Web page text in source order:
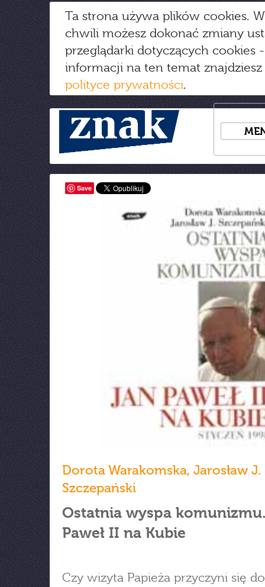
Ta strona używa plików cookies.
chwili możesz dokonać zmiany
przeglądarki dotyczących cookies
informacji na ten temat
polityce prywatności.
Save
Dorota Warakomska, Jarosław J.
Szczepański
Ostatnia wyspa
Paweł II na Kubie
Czy wizyta Papieża przyczyni się do